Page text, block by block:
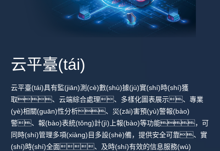
云平臺(tái)
云平臺(tái)具有監(jiān)測(cè)數(shù)據(jù)實(shí)時(shí)獲
取、云端綜合處理、多樣化圖表展示、專業
(yè)相關(guān)性分析、災(zāi)害預(yù)警報(bào)
警、報(bào)表統(tǒng)計(jì)上報(bào)等功能，可
同時(shí)管理多項(xiàng)目多設(shè)備，提供安全可靠、實
(shí)時(shí)全面、及時(shí)有效的信息服務(wù)